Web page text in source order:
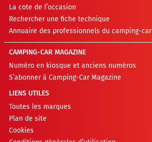
La cote de l’occasion
Rechercher une fiche technique
Annuaire des professionnels du camping-car
CAMPING-CAR MAGAZINE
Numéro en kiosque et anciens numéros
S’abonner à Camping-Car Magazine
LIENS UTILES
Toutes les marques
Plan de site
Cookies